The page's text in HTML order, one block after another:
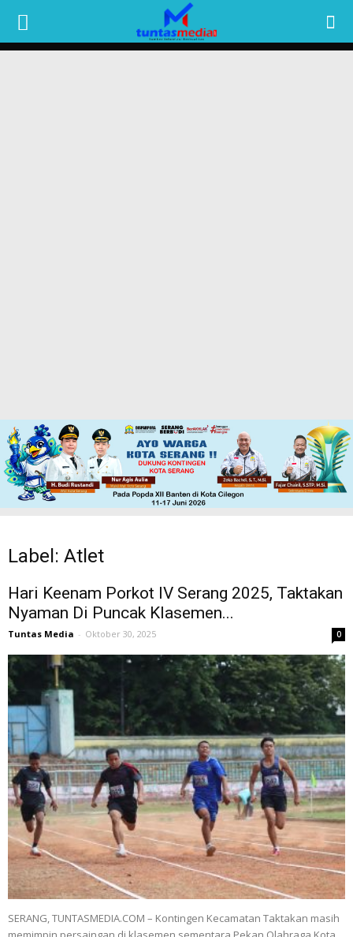
Label: Atlet
Hari Keenam Porkot IV Serang 2025, Taktakan
Nyaman Di Puncak Klasemen...
Tuntas Media - Oktober 30, 2025 0
SERANG, TUNTASMEDIA.COM – Kontingen Kecamatan Taktakan masih